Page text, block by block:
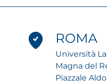
ROMA
Università
Magna del
Piazzale